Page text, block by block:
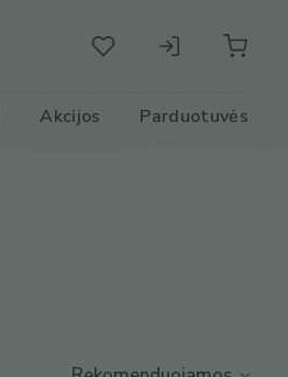
Akcijos Parduotuvės